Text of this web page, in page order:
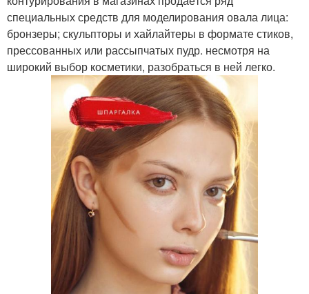
специальных средств для моделирования овала лица:
бронзеры; скульпторы и хайлайтеры в формате стиков,
прессованных или рассыпчатых пудр. несмотря на
широкий выбор косметики, разобраться в ней легко.